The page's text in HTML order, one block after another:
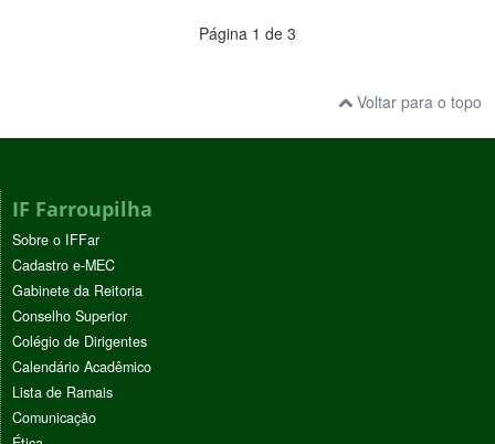
Página 1 de 3
Voltar para o topo
IF Farroupilha
Sobre o IFFar
Cadastro e-MEC
Gabinete da Reitoria
Conselho Superior
Colégio de Dirigentes
Calendário Acadêmico
Lista de Ramais
Comunicação